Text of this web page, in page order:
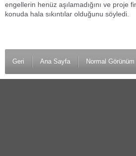
engellerin henüz aşılamadığını ve proje
konuda hala sıkıntılar olduğunu söyledi.
Geri Ana Sayfa Normal Görünüm